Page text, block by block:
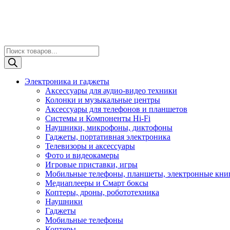
Поиск
товаров
Электроника и гаджеты
Аксессуары для аудио-видео техники
Колонки и музыкальные центры
Аксессуары для телефонов и планшетов
Системы и Компоненты Hi-Fi
Наушники, микрофоны, диктофоны
Гаджеты, портативная электроника
Телевизоры и аксессуары
Фото и видеокамеры
Игровые приставки, игры
Мобильные телефоны, планшеты, электронные
Медиаплееры и Смарт боксы
Коптеры, дроны, робототехника
Наушники
Гаджеты
Мобильные телефоны